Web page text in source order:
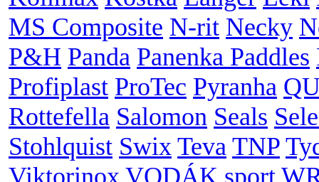
MS Composite N-rit Necky
P&H Panda Panenka Paddles
Profiplast ProTec Pyranha
Rottefella Salomon Seals
Stohlquist Swix Teva TNP
Viktorinox VODÁK sport